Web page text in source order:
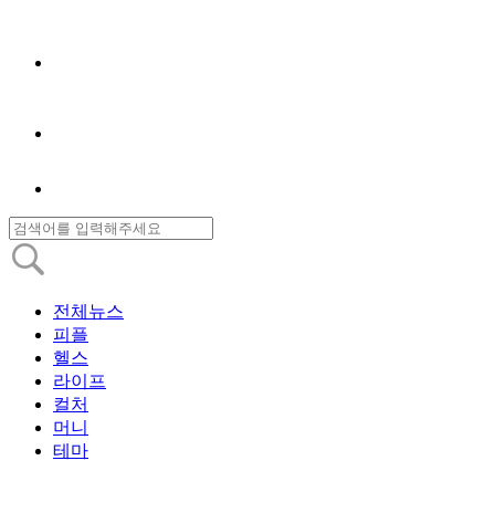
전체뉴스
피플
헬스
라이프
컬처
머니
테마